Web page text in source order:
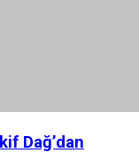
Dağ’dan